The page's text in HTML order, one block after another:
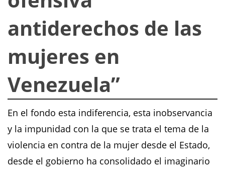
antiderechos de las
mujeres en
Venezuela”
En el fondo esta indiferencia, esta inobservancia
y la impunidad con la que se trata el tema de la
violencia en contra de la mujer desde el Estado,
desde el gobierno ha consolidado el imaginario